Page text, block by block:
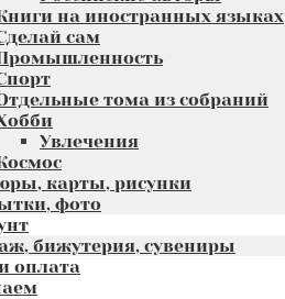
на иностранных языках
сам
тома из собраний
Увлечения
карты, рисунки
фото
бижутерия, сувениры
оплата